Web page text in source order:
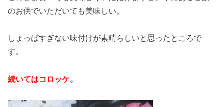
のお供でいただいても美味しい。
しょっぱすぎない味付けが素晴らしいと思ったところで
す。
続いてはコロッケ。